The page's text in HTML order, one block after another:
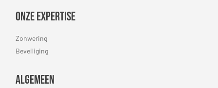
Onze expertise
Zonwering
Beveiliging
Algemeen